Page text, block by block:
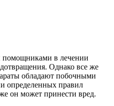
в лечении
Однако все же
обладают побочными
определенных правил
он может принести вред.